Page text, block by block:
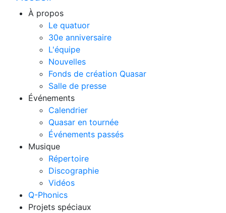
À propos
Le quatuor
30e anniversaire
L'équipe
Nouvelles
Fonds de création Quasar
Salle de presse
Événements
Calendrier
Quasar en tournée
Événements passés
Musique
Répertoire
Discographie
Vidéos
Q-Phonics
Projets spéciaux